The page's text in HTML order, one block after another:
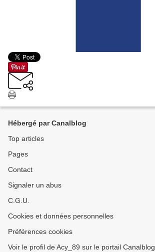
Hébergé par Canalblog
Top articles
Pages
Contact
Signaler un abus
C.G.U.
Cookies et données personnelles
Préférences cookies
Voir le profil de Acy_89 sur le portail Canalblog